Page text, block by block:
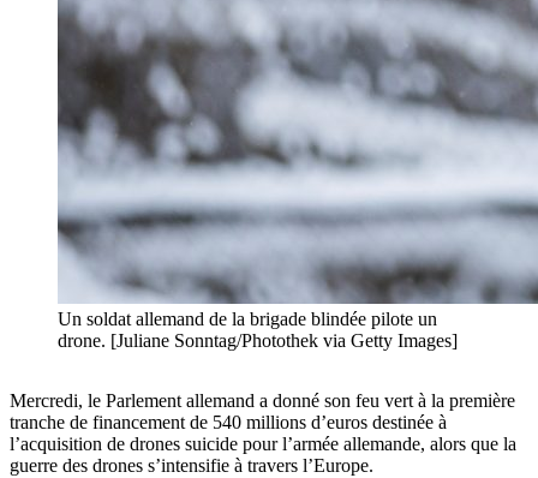
Un soldat allemand de la brigade blindée pilote un
drone. [Juliane Sonntag/Photothek via Getty Images]
Mercredi, le Parlement allemand a donné son feu vert à la première
tranche de financement de 540 millions d’euros destinée à
l’acquisition de drones suicide pour l’armée allemande, alors que la
guerre des drones s’intensifie à travers l’Europe.